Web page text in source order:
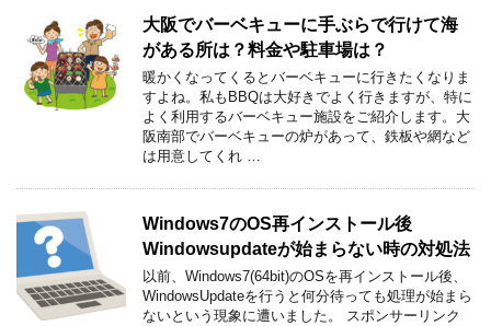
大阪でバーベキューに手ぶらで行けて海
がある所は？料金や駐車場は？
暖かくなってくるとバーベキューに行きたくなりま
すよね。私もBBQは大好きでよく行きますが、特に
よく利用するバーベキュー施設をご紹介します。大
阪南部でバーベキューの炉があって、鉄板や網など
は用意してくれ …
Windows7のOS再インストール後
Windowsupdateが始まらない時の対処法
以前、Windows7(64bit)のOSを再インストール後、
WindowsUpdateを行うと何分待っても処理が始まら
ないという現象に遭いました。 スポンサーリンク